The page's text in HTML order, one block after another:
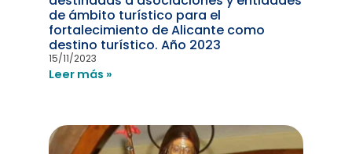
de ámbito turístico para el
fortalecimiento de Alicante como
destino turístico. Año 2023
15/11/2023
Leer más »